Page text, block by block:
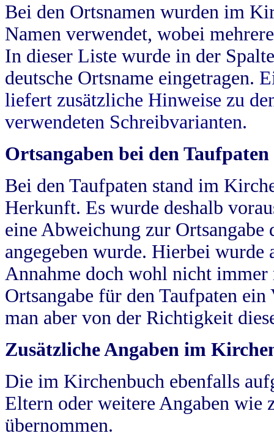
Bei den Ortsnamen wurden im
Namen verwendet, wobei
In dieser Liste wurde in der
deutsche Ortsname eingetragen.
liefert zusätzliche Hinweise zu
verwendeten Schreibvarianten.
Ortsangaben bei den Taufpaten
Bei den Taufpaten stand im
Herkunft. Es wurde deshalb
eine Abweichung zur
angegeben wurde. Hierbei wurde
Annahme doch wohl nicht
Ortsangabe für den Taufpaten
man aber von der Richtigkeit
Zusätzliche Angaben im
Die im Kirchenbuch ebenfalls
Eltern oder weitere Angaben wie
übernommen.